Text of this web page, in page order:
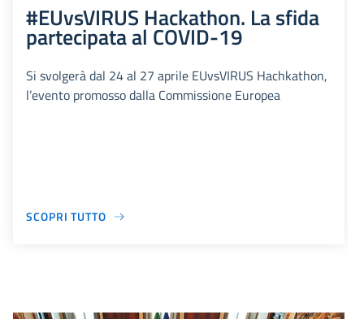
#EUvsVIRUS Hackathon. La sfida
partecipata al COVID-19
Si svolgerà dal 24 al 27 aprile EUvsVIRUS Hachkathon,
l’evento promosso dalla Commissione Europea
SCOPRI TUTTO